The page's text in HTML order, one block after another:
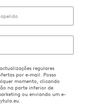
regulares
por e-mail. Posso
momento, clicando
na parte inferior de
ou enviando um e-